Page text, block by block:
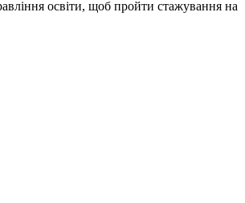
освіти, щоб пройти стажування на